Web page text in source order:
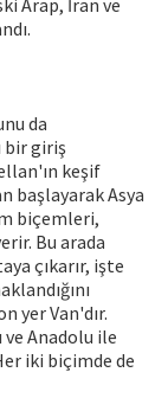
Arap, İran ve
da
bir giriş
keşif
başlayarak Asya
biçemleri,
Bu arada
çıkarır, işte
yer Van'dır.
ve Anadolu ile
iki biçimde de